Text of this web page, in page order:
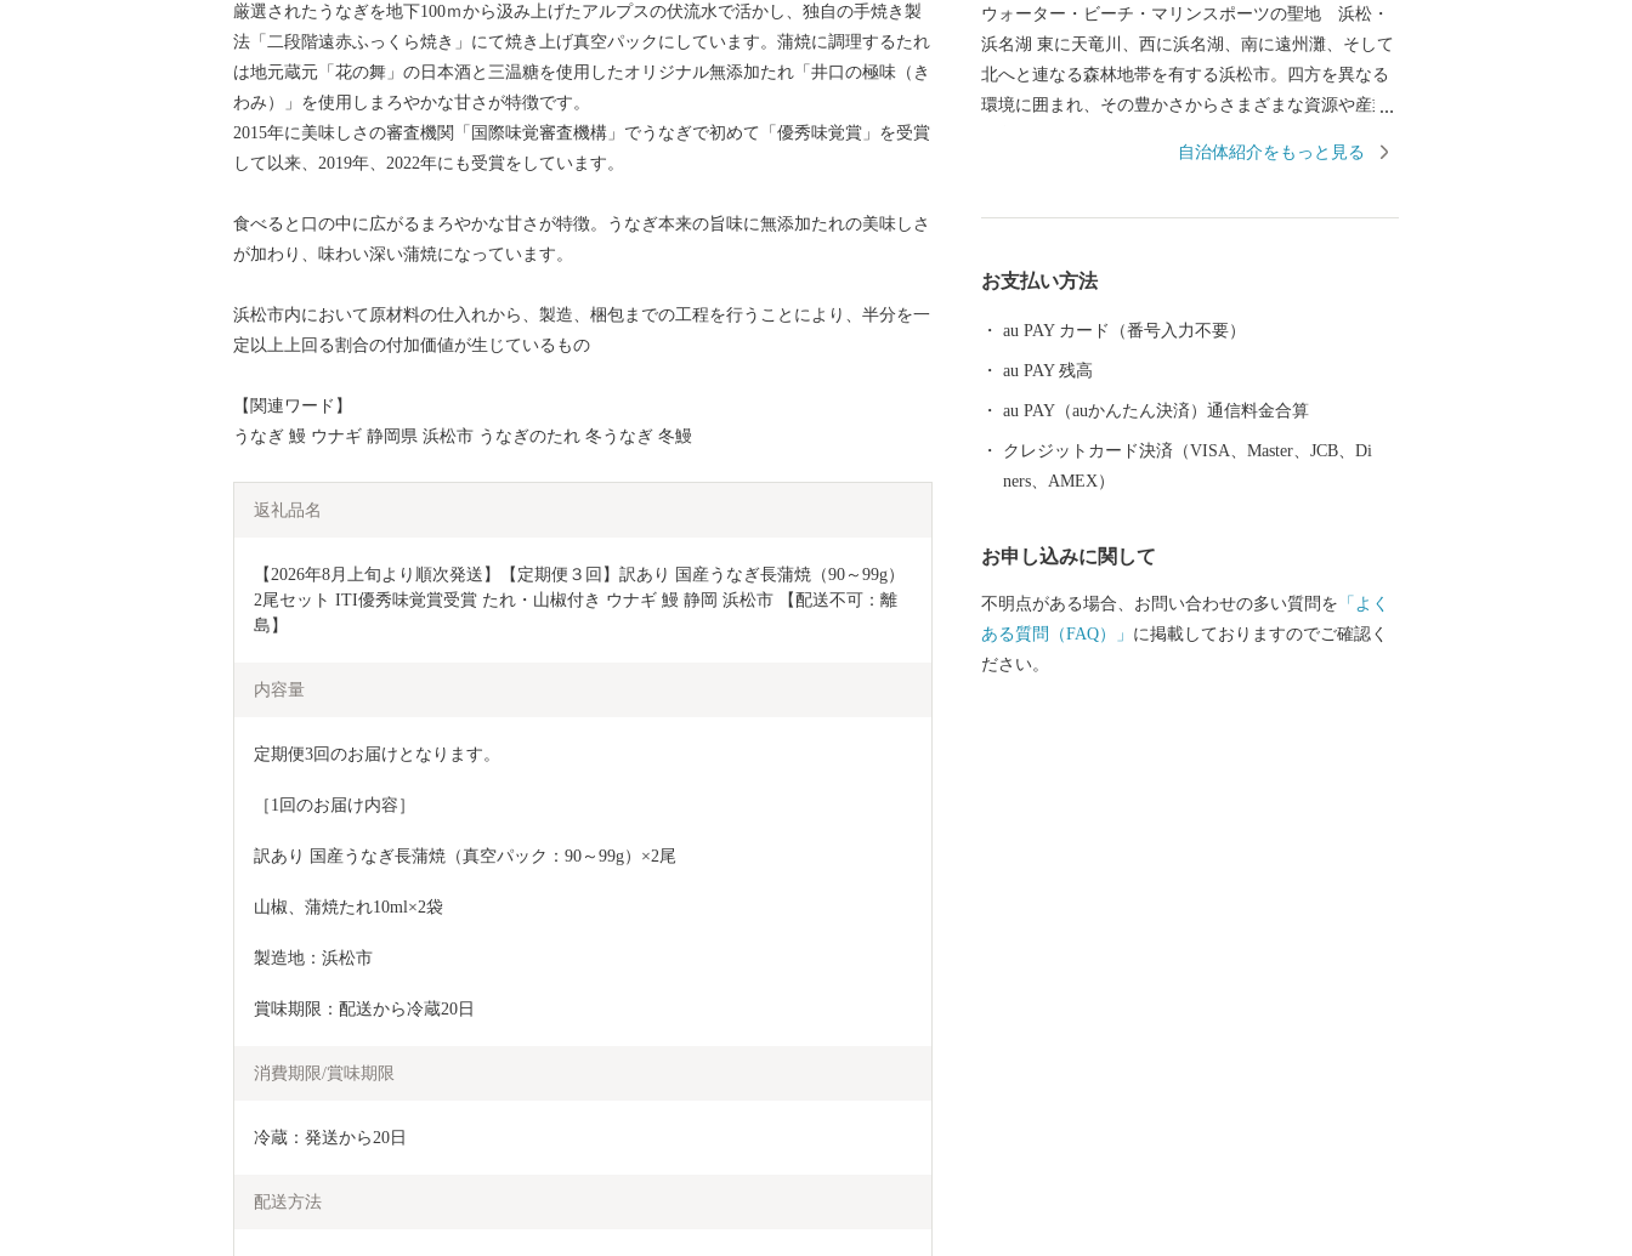
厳選されたうなぎを地下100ｍから汲み上げたアルプスの伏流水で活かし、独自の手焼き製
法「二段階遠赤ふっくら焼き」にて焼き上げ真空パックにしています。蒲焼に調理するたれ
は地元蔵元「花の舞」の日本酒と三温糖を使用したオリジナル無添加たれ「井口の極味（き
わみ）」を使用しまろやかな甘さが特徴です。
2015年に美味しさの審査機関「国際味覚審査機構」でうなぎで初めて「優秀味覚賞」を受賞
して以来、2019年、2022年にも受賞をしています。
食べると口の中に広がるまろやかな甘さが特徴。うなぎ本来の旨味に無添加たれの美味しさ
が加わり、味わい深い蒲焼になっています。
浜松市内において原材料の仕入れから、製造、梱包までの工程を行うことにより、半分を一
定以上上回る割合の付加価値が生じているもの
【関連ワード】
うなぎ 鰻 ウナギ 静岡県 浜松市 うなぎのたれ 冬うなぎ 冬鰻
返礼品名
【2026年8月上旬より順次発送】【定期便３回】訳あり 国産うなぎ長蒲焼（90～99g）
2尾セット ITI優秀味覚賞受賞 たれ・山椒付き ウナギ 鰻 静岡 浜松市 【配送不可：離
島】
内容量
定期便3回のお届けとなります。
［1回のお届け内容］
訳あり 国産うなぎ長蒲焼（真空パック：90～99g）×2尾
山椒、蒲焼たれ10ml×2袋
製造地：浜松市
賞味期限：配送から冷蔵20日
消費期限/賞味期限
冷蔵：発送から20日
配送方法
ウォーター・ビーチ・マリンスポーツの聖地 浜松・
浜名湖 東に天竜川、西に浜名湖、南に遠州灘、そして
北へと連なる森林地帯を有する浜松市。四方を異なる
環境に囲まれ、その豊かさからさまざまな資源や産業
温暖な気候、豊富な水源により発展した農業や水産業
名湖ではクルージングやフィッシングはもちろん、ウ
き、自然と一体化する感動も味わうことができます。
自治体紹介をもっと見る
お支払い方法
au PAY カード（番号入力不要）
au PAY 残高
au PAY（auかんたん決済）通信料金合算
クレジットカード決済（VISA、Master、JCB、Di
ners、AMEX）
お申し込みに関して
不明点がある場合、お問い合わせの多い質問を 「よく
ある質問（FAQ）」 に掲載しておりますのでご確認く
ださい。